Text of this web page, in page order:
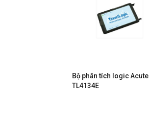
Bộ phân tích logic Acute
TL4134E